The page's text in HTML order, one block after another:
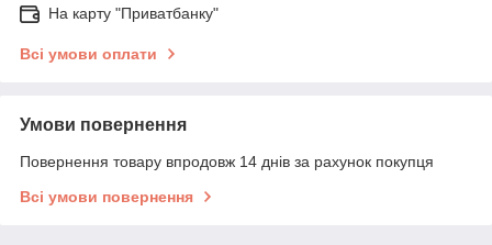
На карту "Приватбанку"
Всі умови оплати
Умови повернення
Повернення товару впродовж 14 днів за рахунок покупця
Всі умови повернення